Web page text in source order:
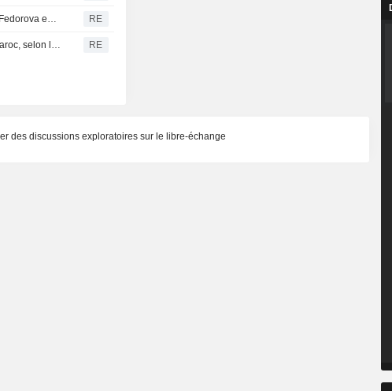
RE
RE
des discussions exploratoires sur le libre-échange